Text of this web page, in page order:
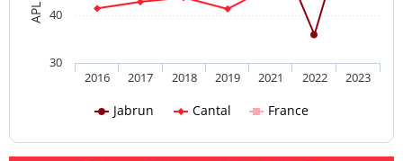
Jabrun Cantal France
2016 2017 2018 2019 2021 2022 2023
30
40